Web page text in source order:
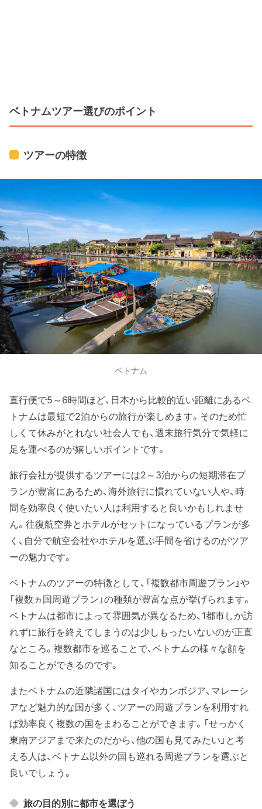
ベトナムツアー選びのポイント
ツアーの特徴
ベトナム
直行便で5～6時間ほど、日本から比較的近い距離にあるベ
トナムは最短で2泊からの旅行が楽しめます。そのため忙
しくて休みがとれない社会人でも、週末旅行気分で気軽に
足を運べるのが嬉しいポイントです。
旅行会社が提供するツアーには2～3泊からの短期滞在プ
ランが豊富にあるため、海外旅行に慣れていない人や、時
間を効率良く使いたい人は利用すると良いかもしれませ
ん。往復航空券とホテルがセットになっているプランが多
く、自分で航空会社やホテルを選ぶ手間を省けるのがツア
ーの魅力です。
ベトナムのツアーの特徴として、「複数都市周遊プラン」や
「複数ヵ国周遊プラン」の種類が豊富な点が挙げられます。
ベトナムは都市によって雰囲気が異なるため、1都市しか訪
れずに旅行を終えてしまうのは少しもったいないのが正直
なところ。複数都市を巡ることで、ベトナムの様々な顔を
知ることができるのです。
またベトナムの近隣諸国にはタイやカンボジア、マレーシ
アなど魅力的な国が多く、ツアーの周遊プランを利用すれ
ば効率良く複数の国をまわることができます。「せっかく
東南アジアまで来たのだから、他の国も見てみたい」と考
える人は、ベトナム以外の国も巡れる周遊プランを選ぶと
良いでしょう。
旅の目的別に都市を選ぼう